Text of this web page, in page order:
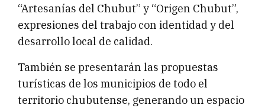
“Artesanías del Chubut” y “Origen Chubut”,
expresiones del trabajo con identidad y del
desarrollo local de calidad.
También se presentarán las propuestas
turísticas de los municipios de todo el
territorio chubutense, generando un espacio